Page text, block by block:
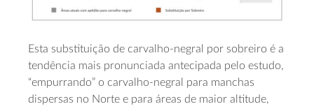
Esta substituição de carvalho-negral por sobreiro é a
tendência mais pronunciada antecipada pelo estudo,
“empurrando” o carvalho-negral para manchas
dispersas no Norte e para áreas de maior altitude,